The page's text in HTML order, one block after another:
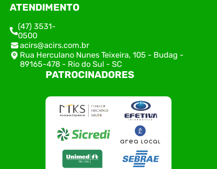
ATENDIMENTO
(47) 3531-
0500
acirs@acirs.com.br
Rua Herculano Nunes Teixeira, 105 - Budag -
89165-478 - Rio do Sul - SC
PATROCINADORES